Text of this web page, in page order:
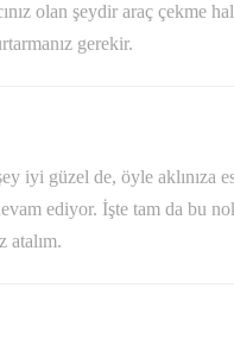
olan şeydir araç çekme
gerekir.
iyi güzel de, öyle
ediyor. İşte tam da bu
atalım.